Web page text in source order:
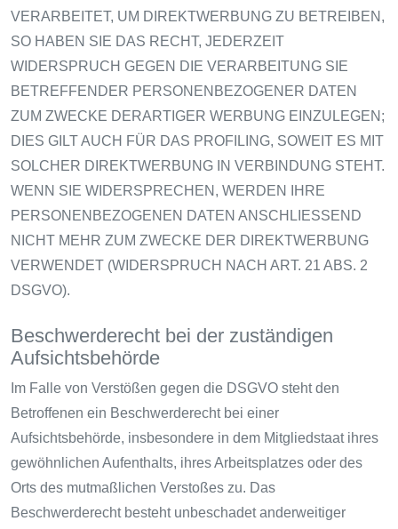
VERARBEITET, UM DIREKTWERBUNG ZU BETREIBEN,
SO HABEN SIE DAS RECHT, JEDERZEIT
WIDERSPRUCH GEGEN DIE VERARBEITUNG SIE
BETREFFENDER PERSONENBEZOGENER DATEN
ZUM ZWECKE DERARTIGER WERBUNG EINZULEGEN;
DIES GILT AUCH FÜR DAS PROFILING, SOWEIT ES MIT
SOLCHER DIREKTWERBUNG IN VERBINDUNG STEHT.
WENN SIE WIDERSPRECHEN, WERDEN IHRE
PERSONENBEZOGENEN DATEN ANSCHLIESSEND
NICHT MEHR ZUM ZWECKE DER DIREKTWERBUNG
VERWENDET (WIDERSPRUCH NACH ART. 21 ABS. 2
DSGVO).
Beschwerde­recht bei der zuständigen
Aufsichts­behörde
Im Falle von Verstößen gegen die DSGVO steht den
Betroffenen ein Beschwerderecht bei einer
Aufsichtsbehörde, insbesondere in dem Mitgliedstaat ihres
gewöhnlichen Aufenthalts, ihres Arbeitsplatzes oder des
Orts des mutmaßlichen Verstoßes zu. Das
Beschwerderecht besteht unbeschadet anderweitiger